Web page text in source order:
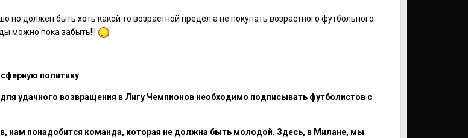
но должен быть хоть какой то возрастной предел а не покупать возрастного футбольного
можно пока забыть!!!
политику
удачного возвращения в Лигу Чемпионов необходимо подписывать футболистов с
нам понадобится команда, которая не должна быть молодой. Здесь, в Милане, мы